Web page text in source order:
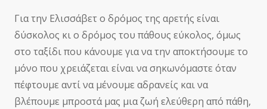
Για την Ελισσάβετ ο δρόμος της αρετής είναι
δύσκολος κι ο δρόμος του πάθους εύκολος, όμως
στο ταξίδι που κάνουμε για να την αποκτήσουμε το
μόνο που χρειάζεται είναι να σηκωνόμαστε όταν
πέφτουμε αντί να μένουμε αδρανείς και να
βλέπουμε μπροστά μας μια ζωή ελεύθερη από πάθη,